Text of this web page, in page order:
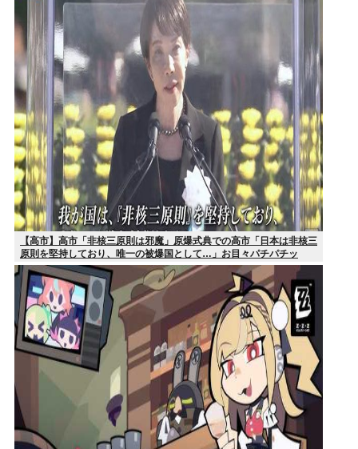
【高市】高市「非核三原則は邪魔」原爆式典での高市「日本は非核三
原則を堅持しており、唯一の被爆国として…」お目々パチパチッ